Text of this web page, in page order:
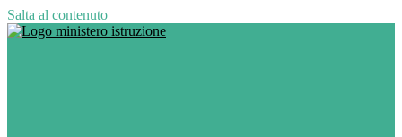
Salta al contenuto